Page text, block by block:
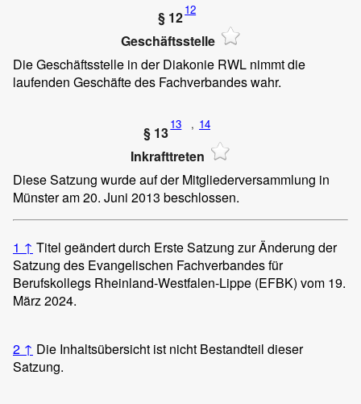
§ 1212
Geschäftsstelle
Die Geschäftsstelle in der Diakonie RWL nimmt die
laufenden Geschäfte des Fachverbandes wahr.
§ 1313 , 14
Inkrafttreten
Diese Satzung wurde auf der Mitgliederversammlung in
Münster am 20. Juni 2013 beschlossen.
1 ↑ Titel geändert durch Erste Satzung zur Änderung der
Satzung des Evangelischen Fachverbandes für
Berufskollegs Rheinland-Westfalen-Lippe (EFBK) vom 19.
März 2024.
2 ↑ Die Inhaltsübersicht ist nicht Bestandteil dieser
Satzung.